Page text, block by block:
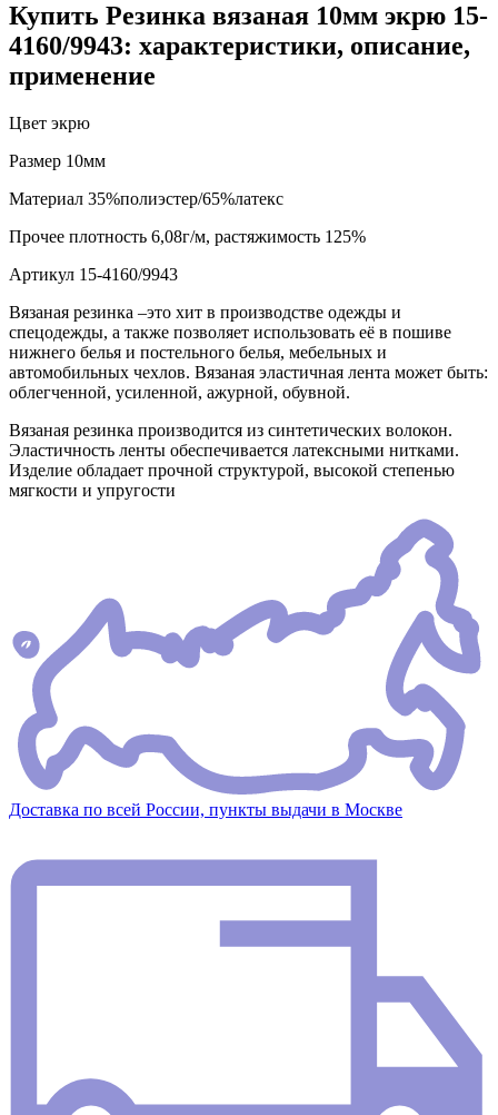
Купить Резинка вязаная 10мм экрю 15-
4160/9943: характеристики, описание,
применение
Цвет экрю
Размер 10мм
Материал 35%полиэстер/65%латекс
Прочее плотность 6,08г/м, растяжимость 125%
Артикул 15-4160/9943
Вязаная резинка –это хит в производстве одежды и
спецодежды, а также позволяет использовать её в пошиве
нижнего белья и постельного белья, мебельных и
автомобильных чехлов. Вязаная эластичная лента может быть:
облегченной, усиленной, ажурной, обувной.
Вязаная резинка производится из синтетических волокон.
Эластичность ленты обеспечивается латексными нитками.
Изделие обладает прочной структурой, высокой степенью
мягкости и упругости
Доставка по всей России, пункты выдачи в Москве